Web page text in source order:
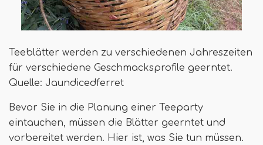
Teeblätter werden zu verschiedenen Jahreszeiten
für verschiedene Geschmacksprofile geerntet.
Quelle: Jaundicedferret
Bevor Sie in die Planung einer Teeparty
eintauchen, müssen die Blätter geerntet und
vorbereitet werden. Hier ist, was Sie tun müssen.